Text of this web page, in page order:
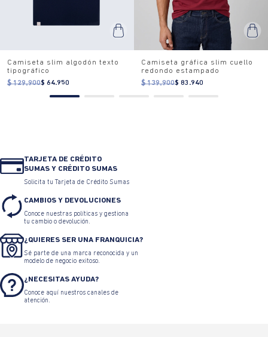
Camiseta slim algodón texto
tipográfico
$ 129.900$ 64.950
Camiseta gráfica slim cuello
redondo estampado
$ 139.900$ 83.940
TARJETA DE CRÉDITO
SUMAS Y CRÉDITO SUMAS
Solicita tu Tarjeta de Crédito Sumas
CAMBIOS Y DEVOLUCIONES
Conoce nuestras políticas y gestiona
tu cambio o devolución.
¿QUIERES SER UNA FRANQUICIA?
Sé parte de una marca reconocida y un
modelo de negocio exitoso.
¿NECESITAS AYUDA?
Conoce aquí nuestros canales de
atención.